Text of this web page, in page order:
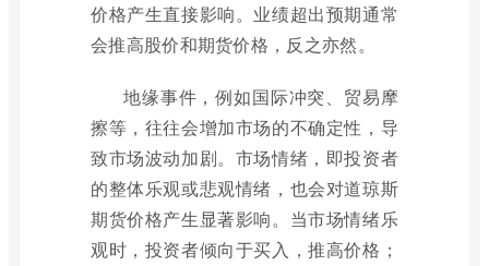
价格产生直接影响。业绩超出预期通常
会推高股价和期货价格，反之亦然。
地缘事件，例如国际冲突、贸易摩
擦等，往往会增加市场的不确定性，导
致市场波动加剧。市场情绪，即投资者
的整体乐观或悲观情绪，也会对道琼斯
期货价格产生显著影响。当市场情绪乐
观时，投资者倾向于买入，推高价格；